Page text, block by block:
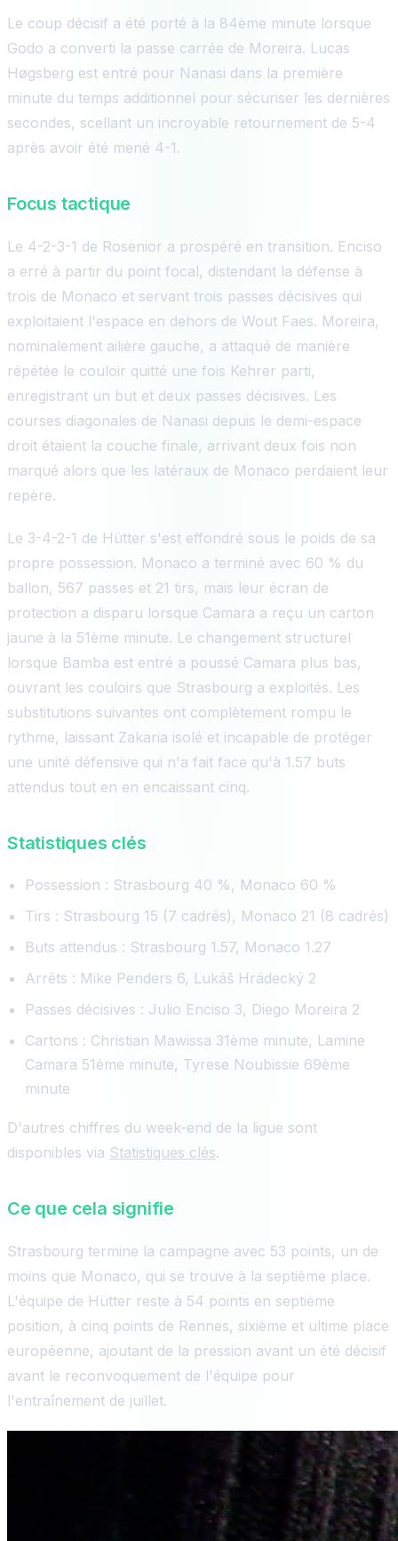
Le coup décisif a été porté à la 84ème minute lorsque
Godo a converti la passe carrée de Moreira. Lucas
Høgsberg est entré pour Nanasi dans la première
minute du temps additionnel pour sécuriser les dernières
secondes, scellant un incroyable retournement de 5-4
après avoir été mené 4-1.
Focus tactique
Le 4-2-3-1 de Rosenior a prospéré en transition. Enciso
a erré à partir du point focal, distendant la défense à
trois de Monaco et servant trois passes décisives qui
exploitaient l'espace en dehors de Wout Faes. Moreira,
nominalement ailière gauche, a attaqué de manière
répétée le couloir quitté une fois Kehrer parti,
enregistrant un but et deux passes décisives. Les
courses diagonales de Nanasi depuis le demi-espace
droit étaient la couche finale, arrivant deux fois non
marqué alors que les latéraux de Monaco perdaient leur
repère.
Le 3-4-2-1 de Hütter s'est effondré sous le poids de sa
propre possession. Monaco a terminé avec 60 % du
ballon, 567 passes et 21 tirs, mais leur écran de
protection a disparu lorsque Camara a reçu un carton
jaune à la 51ème minute. Le changement structurel
lorsque Bamba est entré a poussé Camara plus bas,
ouvrant les couloirs que Strasbourg a exploités. Les
substitutions suivantes ont complètement rompu le
rythme, laissant Zakaria isolé et incapable de protéger
une unité défensive qui n'a fait face qu'à 1.57 buts
attendus tout en en encaissant cinq.
Statistiques clés
Possession : Strasbourg 40 %, Monaco 60 %
Tirs : Strasbourg 15 (7 cadrés), Monaco 21 (8 cadrés)
Buts attendus : Strasbourg 1.57, Monaco 1.27
Arrêts : Mike Penders 6, Lukáš Hrádecký 2
Passes décisives : Julio Enciso 3, Diego Moreira 2
Cartons : Christian Mawissa 31ème minute, Lamine
Camara 51ème minute, Tyrese Noubissie 69ème
minute
D'autres chiffres du week-end de la ligue sont
disponibles via Statistiques clés.
Ce que cela signifie
Strasbourg termine la campagne avec 53 points, un de
moins que Monaco, qui se trouve à la septième place.
L'équipe de Hütter reste à 54 points en septième
position, à cinq points de Rennes, sixième et ultime place
européenne, ajoutant de la pression avant un été décisif
avant le reconvoquement de l'équipe pour
l'entraînement de juillet.